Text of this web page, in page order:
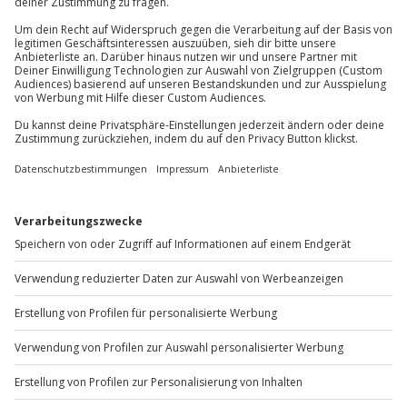
Hinweis
Dienstag ist von 16:30-20:00 Uhr Damensauna
Du erreichst uns telefonisch zu folgenden Zeiten,
außer an bundesweiten Feiertagen:
Mo-Fr: 8-20 Uhr | Sa: 10-16 Uhr
Du möchtest als Firma bestellen?
Mo-Fr: 9-17 Uhr
b2b@jochen-schweizer.de
www.b2b.jochen-schweizer.de/
Artikelnummer: 61112